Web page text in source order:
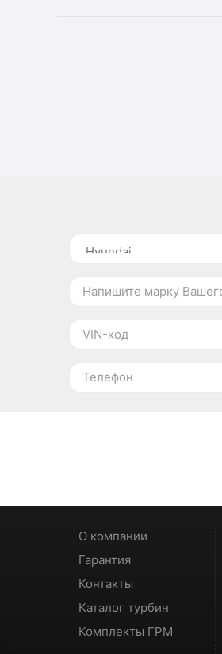
О компании
Гарантия
Контакты
Каталог турбин
Комплекты ГРМ